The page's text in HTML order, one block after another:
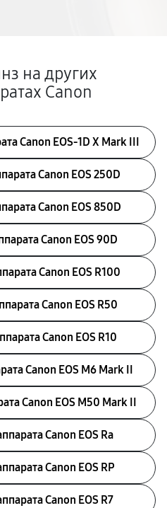
на других
Canon
Canon EOS‑1D X Mark III
Canon EOS 250D
Canon EOS 850D
Canon EOS 90D
Canon EOS R100
Canon EOS R50
Canon EOS R10
Canon EOS M6 Mark II
Canon EOS M50 Mark II
Canon EOS Ra
Canon EOS RP
Canon EOS R7